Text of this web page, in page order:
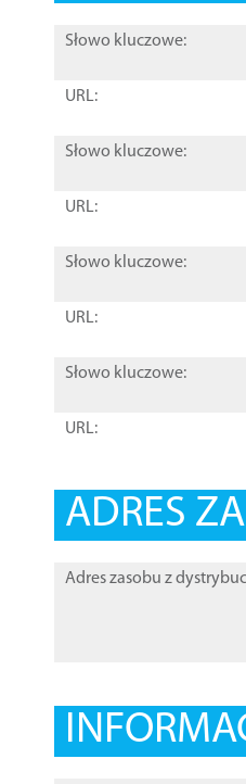
Słowo kluczowe:
URL:
Słowo kluczowe:
URL:
Słowo kluczowe:
URL:
Słowo kluczowe:
URL:
ADRES
Adres zasobu z